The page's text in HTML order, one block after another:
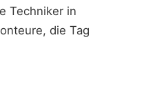
Techniker in
die Tag